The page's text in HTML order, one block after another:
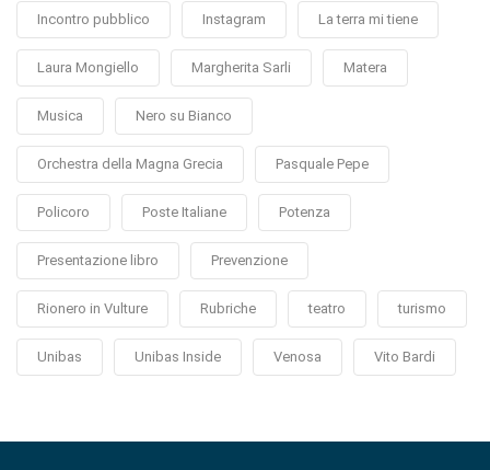
Incontro pubblico Instagram La terra mi tiene
Laura Mongiello Margherita Sarli Matera
Musica Nero su Bianco
Orchestra della Magna Grecia Pasquale Pepe
Policoro Poste Italiane Potenza
Presentazione libro Prevenzione
Rionero in Vulture Rubriche teatro turismo
Unibas Unibas Inside Venosa Vito Bardi